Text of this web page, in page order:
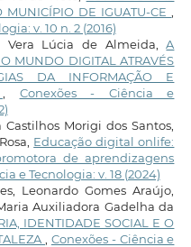
MUNICÍPIO DE IGUATU-CE
v. 10 n. 2 (2016)
Vera Lúcia de Almeida,A
MUNDO DIGITAL ATRAVÉS
DA INFORMAÇÃO E
Conexões - Ciência e
Morigi dos Santos,
Educação digital onlife:
de aprendizagens
e Tecnologia: v. 18 (2024)
Leonardo Gomes Araújo,
Auxiliadora Gadelha da
IDENTIDADE SOCIAL E O
Conexões - Ciência e